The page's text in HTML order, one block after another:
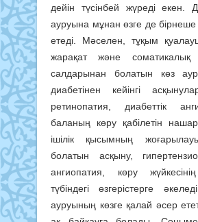
дейін түсінбей жүреді екен.
ауруына мұнан өзге де
етеді. Мәселен, тұқым
жарақат және соматикалық
салдарынан болатын көз
диабетінен кейінгі
ретинопатия, диабеттік
баланың көру қабілетін
ішілік қысымның
болатын асқыну,
ангиопатия, көру
түбіндегі өзгерістерге
ауруының көзге қалай әсер